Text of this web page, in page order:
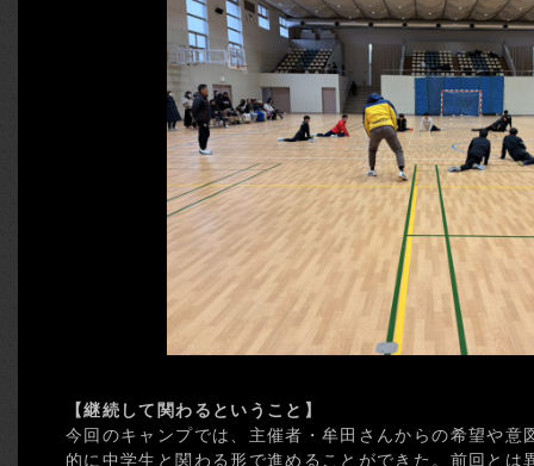
【継続して関わるということ】
今回のキャンプでは、主催者・牟田さんからの希望や意
的に中学生と関わる形で進めることができた。前回とは